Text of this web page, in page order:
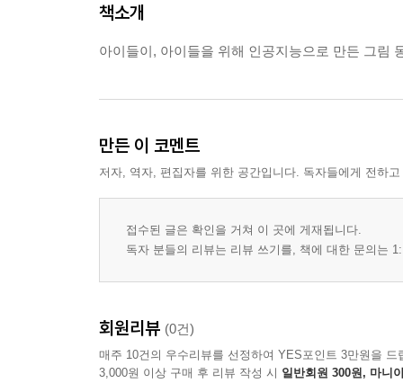
책소개
아이들이, 아이들을 위해 인공지능으로 만든 그림
만든 이 코멘트
저자, 역자, 편집자를 위한 공간입니다. 독자들에게 전하
접수된 글은 확인을 거쳐 이 곳에 게재됩니다.
독자 분들의 리뷰는 리뷰 쓰기를, 책에 대한 문의는
회원리뷰 (0건)
매주 10건의 우수리뷰를 선정하여 YES포인트 3만원을 드
3,000원 이상 구매 후 리뷰 작성 시 일반회원 300원, 마니